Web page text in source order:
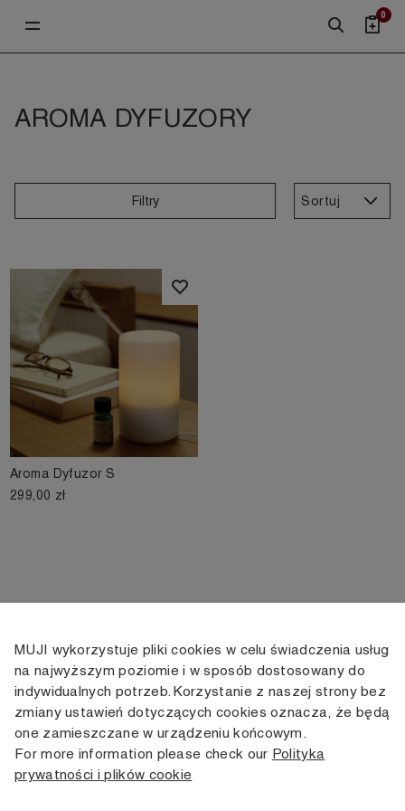
0
AROMA DYFUZORY
Filtry Sortuj
Aroma Dyfuzor S
299,00 zł
KONTAKT
+48 505 166 958
zamowienia@muji.com.pl
Infolinia czynna
od poniedziałku do piątku
KONTO
Moje konto
Historia
INFORMACJE
Dostawa
Regulamin
MUJI wykorzystuje pliki cookies w celu świadczenia usług
na najwyższym poziomie i w sposób dostosowany do
indywidualnych potrzeb. Korzystanie z naszej strony bez
zmiany ustawień dotyczących cookies oznacza, że będą
one zamieszczane w urządzeniu końcowym.
For more information please check our Polityka
prywatności i plików cookie